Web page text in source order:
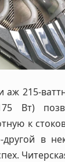
аж 215-
Вт)
к
в